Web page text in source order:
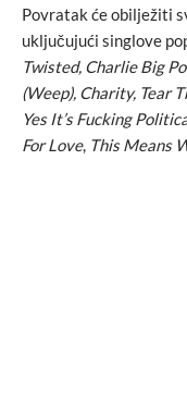
Povratak će obilježiti
uključujući singlove
Twisted, Charlie Big
(Weep), Charity, Tear
Yes It’s Fucking
For Love, This Means